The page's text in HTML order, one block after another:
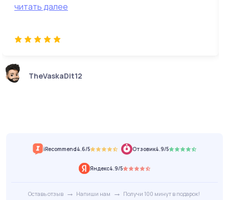
читать далее
TheVaskaDit12
iRecommend4.6/5 Отзовик4.9/5
Яндекс4.9/5
Оставь отзыв → Напиши нам → Получи 100 минут в подарок!